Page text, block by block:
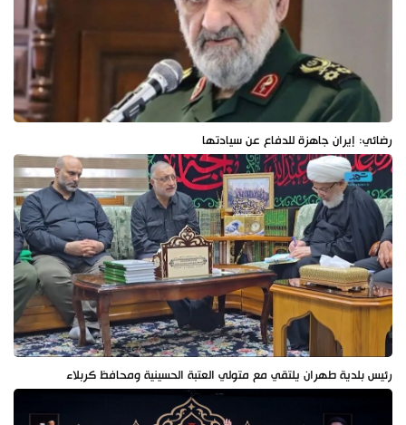
رضائي: إيران جاهزة للدفاع عن سيادتها
رئيس بلدية طهران يلتقي مع متولي العتبة الحسينية ومحافظ كربلاء